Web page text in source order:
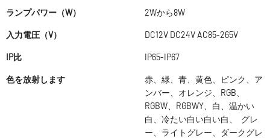
ランプパワー（W） 2Wから8W
入力電圧（V） DC12V DC24V AC85-265V
IP比 IP65-IP67
色を放射します
赤、緑、青、黄色、ピンク、ア
ンバー、オレンジ、RGB、
RGBW、RGBWY、白、温かい
白、冷たい白い白い白、 グレ
ー、ライトグレー、ダークグレ